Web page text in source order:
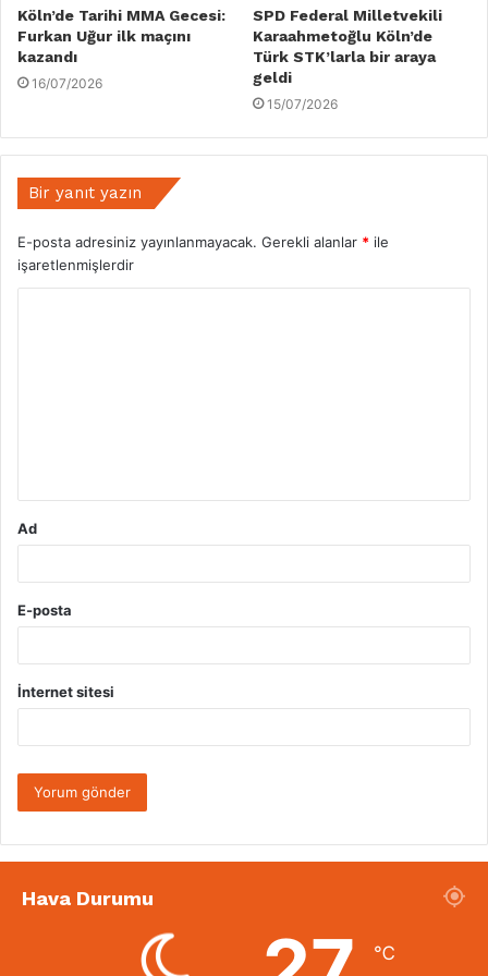
Köln’de Tarihi MMA Gecesi:
Furkan Uğur ilk maçını
kazandı
16/07/2026
SPD Federal Milletvekili
Karaahmetoğlu Köln’de
Türk STK’larla bir araya
geldi
15/07/2026
Bir yanıt yazın
E-posta adresiniz yayınlanmayacak. Gerekli alanlar * ile
işaretlenmişlerdir
Ad
E-posta
İnternet sitesi
Hava Durumu
℃